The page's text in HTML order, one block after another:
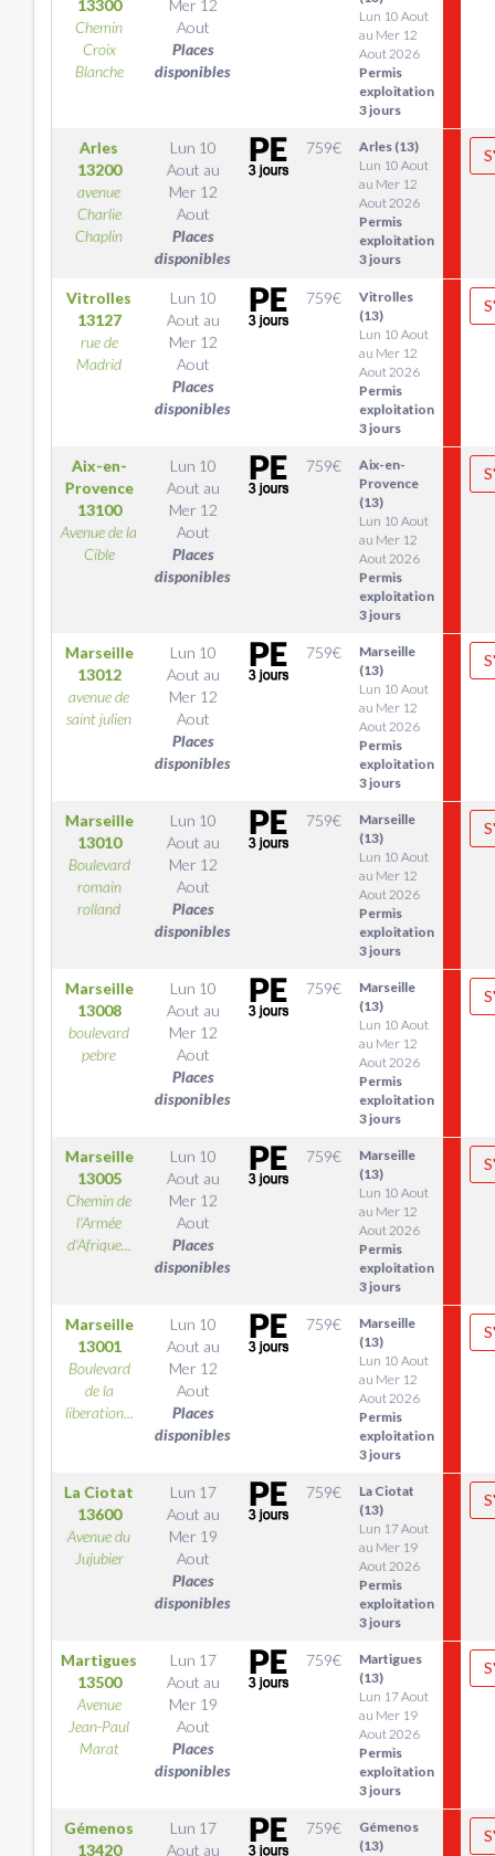
13300
Chemin
Croix
Blanche
Mer 12
Aout
Places
disponibles
Lun 10 Aout
au Mer 12
Aout 2026
Permis
exploitation
3 jours
Arles
13200
avenue
Charlie
Chaplin
Lun 10
Aout au
Mer 12
Aout
Places
disponibles
759€
Arles (13)
Lun 10 Aout
au Mer 12
Aout 2026
Permis
exploitation
3 jours
Vitrolles
13127
rue de
Madrid
Lun 10
Aout au
Mer 12
Aout
Places
disponibles
759€
Vitrolles
(13)
Lun 10 Aout
au Mer 12
Aout 2026
Permis
exploitation
3 jours
Aix-en-
Provence
13100
Avenue de la
Cible
Lun 10
Aout au
Mer 12
Aout
Places
disponibles
759€
Aix-en-
Provence
(13)
Lun 10 Aout
au Mer 12
Aout 2026
Permis
exploitation
3 jours
Marseille
13012
avenue de
saint julien
Lun 10
Aout au
Mer 12
Aout
Places
disponibles
759€
Marseille
(13)
Lun 10 Aout
au Mer 12
Aout 2026
Permis
exploitation
3 jours
Marseille
13010
Boulevard
romain
rolland
Lun 10
Aout au
Mer 12
Aout
Places
disponibles
759€
Marseille
(13)
Lun 10 Aout
au Mer 12
Aout 2026
Permis
exploitation
3 jours
Marseille
13008
boulevard
pebre
Lun 10
Aout au
Mer 12
Aout
Places
disponibles
759€
Marseille
(13)
Lun 10 Aout
au Mer 12
Aout 2026
Permis
exploitation
3 jours
Marseille
13005
Chemin de
l'Armée
d'Afrique...
Lun 10
Aout au
Mer 12
Aout
Places
disponibles
759€
Marseille
(13)
Lun 10 Aout
au Mer 12
Aout 2026
Permis
exploitation
3 jours
Marseille
13001
Boulevard
de la
liberation...
Lun 10
Aout au
Mer 12
Aout
Places
disponibles
759€
Marseille
(13)
Lun 10 Aout
au Mer 12
Aout 2026
Permis
exploitation
3 jours
La Ciotat
13600
Avenue du
Jujubier
Lun 17
Aout au
Mer 19
Aout
Places
disponibles
759€
La Ciotat
(13)
Lun 17 Aout
au Mer 19
Aout 2026
Permis
exploitation
3 jours
Martigues
13500
Avenue
Jean-Paul
Marat
Lun 17
Aout au
Mer 19
Aout
Places
disponibles
759€
Martigues
(13)
Lun 17 Aout
au Mer 19
Aout 2026
Permis
exploitation
3 jours
Gémenos
13420
Lun 17
Aout au
759€
Gémenos
(13)